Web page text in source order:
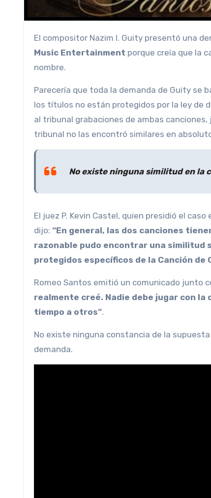
El compositor Nazim I. Guity presentó una
Music Entertainment porque creía que la
nombre.
Parecería que toda la demanda de Guity se
los títulos no están protegidos por la ley de
al tribunal grabaciones de ambas
tribunal no las encontró similares en
No existe ninguna similitud en la
El juez P. Kevin Castel, quien presidió el
dijo: “En general, las dos canciones
razonable pudo encontrar una similitud
protegidos específicos de la Canción de
Romeo Santos emitió un comunicado junto
realmente creé. Nadie debe jugar con
tiempo a otros”.
No existe ninguna constancia de la
demanda.